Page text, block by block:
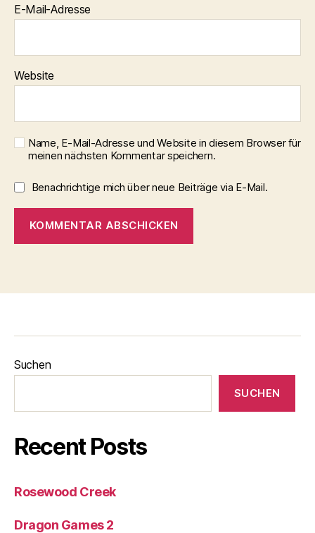
E-Mail-Adresse
Website
Name, E-Mail-Adresse und Website in diesem Browser für
meinen nächsten Kommentar speichern.
Benachrichtige mich über neue Beiträge via E-Mail.
Suchen
SUCHEN
Recent Posts
Rosewood Creek
Dragon Games 2